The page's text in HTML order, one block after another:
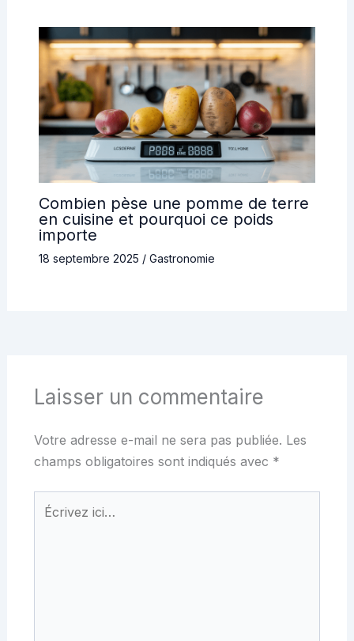
Combien pèse une pomme de terre
en cuisine et pourquoi ce poids
importe
18 septembre 2025 / Gastronomie
Laisser un commentaire
Votre adresse e-mail ne sera pas publiée. Les
champs obligatoires sont indiqués avec *
Écrivez
ici…